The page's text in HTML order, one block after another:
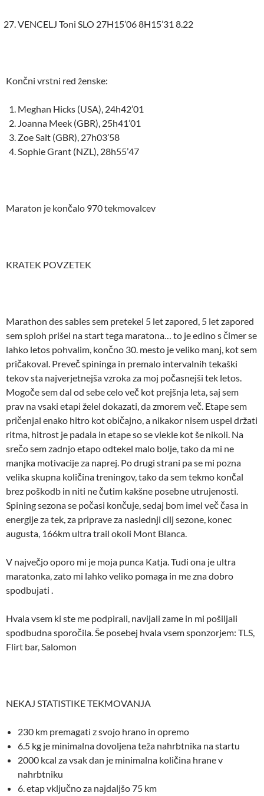
VENCELJ Toni SLO 27H15’06 8H15’31 8.22
Končni vrstni red ženske:
Meghan Hicks (USA), 24h42’01
Joanna Meek (GBR), 25h41’01
Zoe Salt (GBR), 27h03’58
Sophie Grant (NZL), 28h55’47
Maraton je končalo 970 tekmovalcev
KRATEK POVZETEK
Marathon des sables sem pretekel 5 let zapored, 5 let zapored
sem sploh prišel na start tega maratona… to je edino s čimer se
lahko letos pohvalim, končno 30. mesto je veliko manj, kot sem
pričakoval. Preveč spininga in premalo intervalnih tekaški
tekov sta najverjetnejša vzroka za moj počasnejši tek letos.
Mogoče sem dal od sebe celo več kot prejšnja leta, saj sem
prav na vsaki etapi želel dokazati, da zmorem več. Etape sem
pričenjal enako hitro kot običajno, a nikakor nisem uspel držati
ritma, hitrost je padala in etape so se vlekle kot še nikoli. Na
srečo sem zadnjo etapo odtekel malo bolje, tako da mi ne
manjka motivacije za naprej. Po drugi strani pa se mi pozna
velika skupna količina treningov, tako da sem tekmo končal
brez poškodb in niti ne čutim kakšne posebne utrujenosti.
Spining sezona se počasi končuje, sedaj bom imel več časa in
energije za tek, za priprave za naslednji cilj sezone, konec
augusta, 166km ultra trail okoli Mont Blanca.
V največjo oporo mi je moja punca Katja. Tudi ona je ultra
maratonka, zato mi lahko veliko pomaga in me zna dobro
spodbujati .
Hvala vsem ki ste me podpirali, navijali zame in mi pošiljali
spodbudna sporočila. Še posebej hvala vsem sponzorjem: TLS,
Flirt bar, Salomon
NEKAJ STATISTIKE TEKMOVANJA
230 km premagati z svojo hrano in opremo
6.5 kg je minimalna dovoljena teža nahrbtnika na startu
2000 kcal za vsak dan je minimalna količina hrane v
nahrbtniku
6. etap vključno za najdaljšo 75 km